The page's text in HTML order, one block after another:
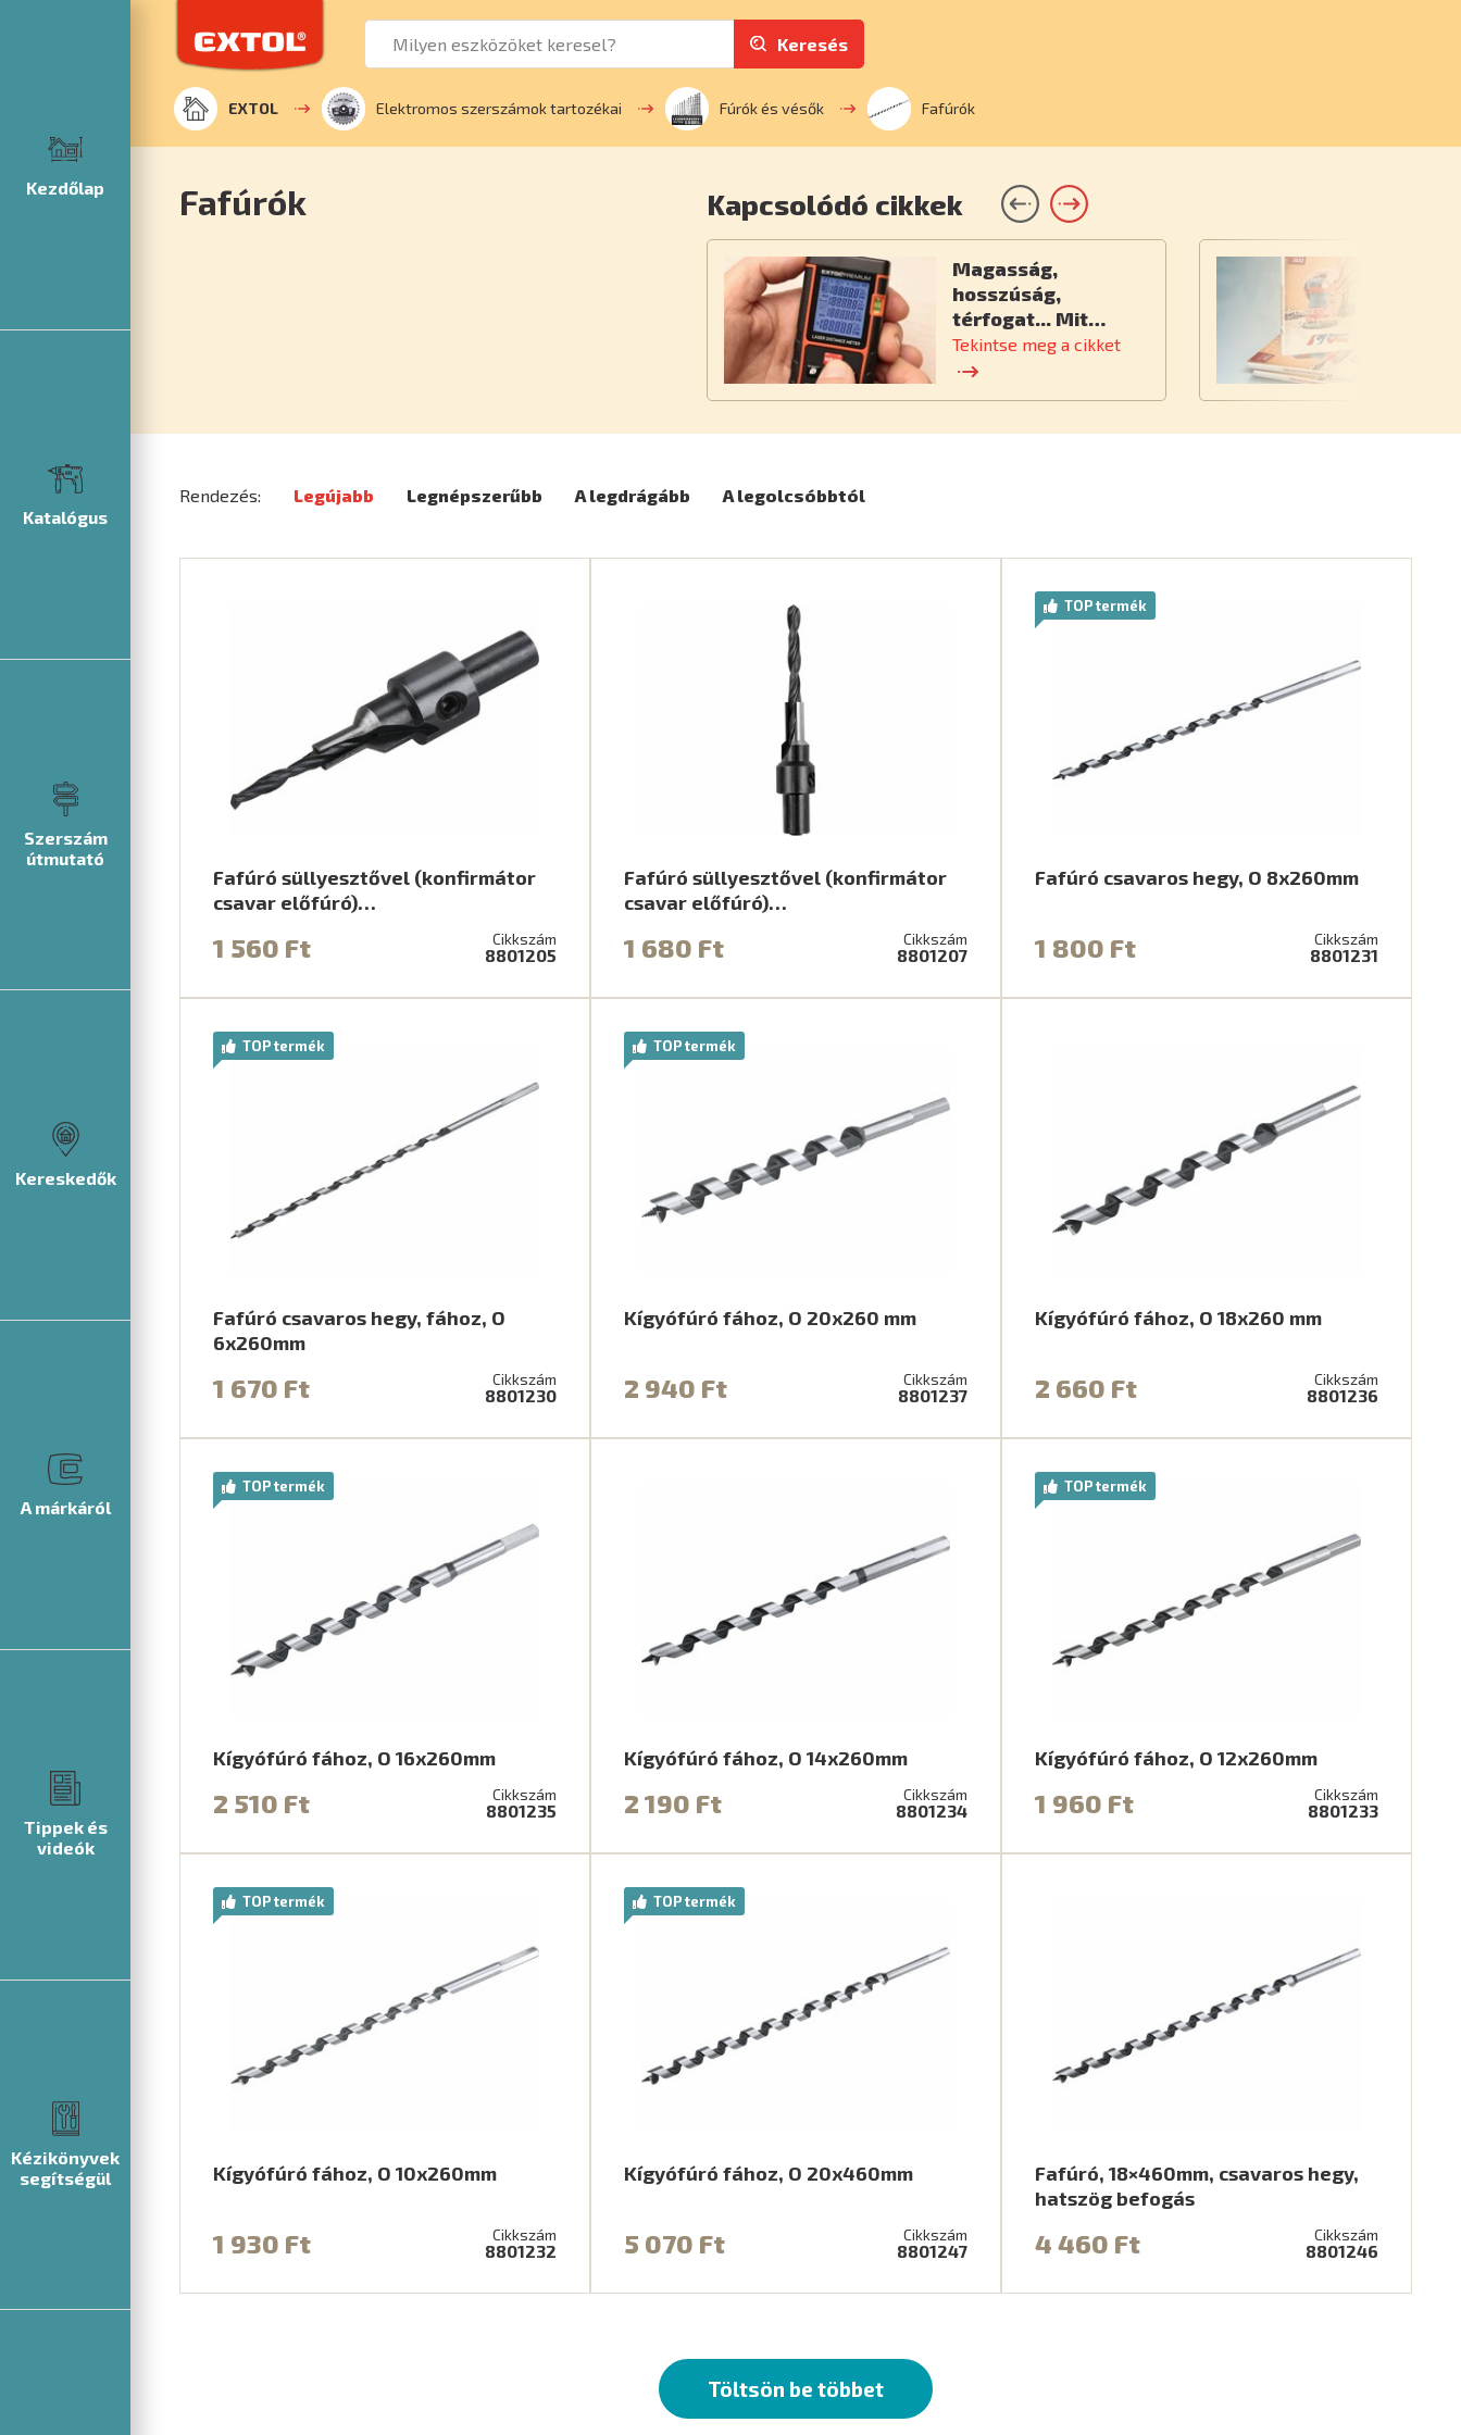
Kezdőlap
Katalógus
Szerszám
útmutató
Kereskedők
A márkáról
Tippek és
videók
Kézikönyvek
segítségül
Keresés
EXTOL Elektromos szerszámok tartozékai Fúrók és vésők Fafúrók
Fafúrók Kapcsolódó cikkek
Magasság,
hosszúság,
térfogat... Mit…
Tekintse meg a cikket
Rendezés: Legújabb Legnépszerűbb A legdrágább A legolcsóbbtól
Fafúró süllyesztővel (konfirmátor
csavar előfúró)…
1 560 Ft Cikkszám
8801205
Fafúró süllyesztővel (konfirmátor
csavar előfúró)…
1 680 Ft Cikkszám
8801207
TOP termék
Fafúró csavaros hegy, O 8x260mm
1 800 Ft Cikkszám
8801231
TOP termék
Fafúró csavaros hegy, fához, O
6x260mm
1 670 Ft Cikkszám
8801230
TOP termék
Kígyófúró fához, O 20x260 mm
2 940 Ft Cikkszám
8801237
Kígyófúró fához, O 18x260 mm
2 660 Ft Cikkszám
8801236
TOP termék
Kígyófúró fához, O 16x260mm
2 510 Ft Cikkszám
8801235
Kígyófúró fához, O 14x260mm
2 190 Ft Cikkszám
8801234
TOP termék
Kígyófúró fához, O 12x260mm
1 960 Ft Cikkszám
8801233
TOP termék
Kígyófúró fához, O 10x260mm
1 930 Ft Cikkszám
8801232
TOP termék
Kígyófúró fához, O 20x460mm
5 070 Ft Cikkszám
8801247
Fafúró, 18×460mm, csavaros hegy,
hatszög befogás
4 460 Ft Cikkszám
8801246
Töltsön be többet